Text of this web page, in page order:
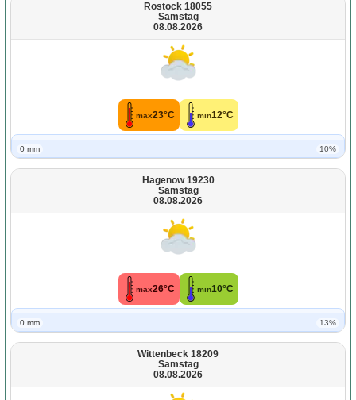
Rostock 18055
Samstag
08.08.2026
max23°C min12°C
0 mm 10%
Hagenow 19230
Samstag
08.08.2026
max26°C min10°C
0 mm 13%
Wittenbeck 18209
Samstag
08.08.2026